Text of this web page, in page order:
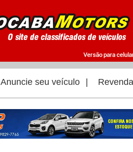
Anuncie seu veículo